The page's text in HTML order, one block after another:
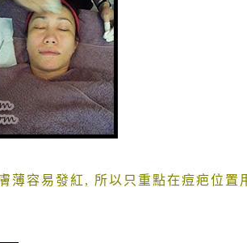
薄容易發紅, 所以只重點在痘疤位